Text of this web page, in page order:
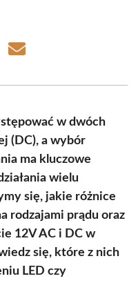
Share
w dwóch
(DC), a wybór
ma kluczowe
wielu
się, jakie różnice
rodzajami prądu oraz
12V AC i DC w
się, które z nich
LED czy